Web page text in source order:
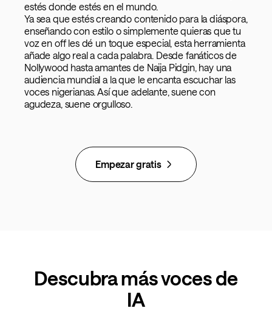
estés donde estés en el mundo.
Ya sea que estés creando contenido para la diáspora,
enseñando con estilo o simplemente quieras que tu
voz en off les dé un toque especial, esta herramienta
añade algo real a cada palabra. Desde fanáticos de
Nollywood hasta amantes de Naija Pidgin, hay una
audiencia mundial a la que le encanta escuchar las
voces nigerianas. Así que adelante, suene con
agudeza, suene orgulloso.
Empezar gratis
Descubra más voces de
IA